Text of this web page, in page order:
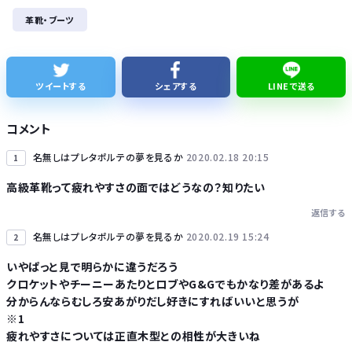
【韓国悲報】「THE NORTH FACE」の人気が低下
革靴・ブーツ
ツイートする シェアする LINEで送る
コメント
1 名無しはプレタポルテの夢を見るか 2020.02.18 20:15
高級革靴って疲れやすさの面ではどうなの？知りたい
返信する
2 名無しはプレタポルテの夢を見るか 2020.02.19 15:24
いやぱっと見で明らかに違うだろう
クロケットやチーニーあたりとロブやG&Gでもかなり差があるよ
分からんならむしろ安あがりだし好きにすればいいと思うが
※1
疲れやすさについては正直木型との相性が大きいね